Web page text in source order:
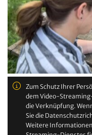
Zum Schutz Ihrer
dem Video-
die Verknüpfung.
Sie die
Weitere